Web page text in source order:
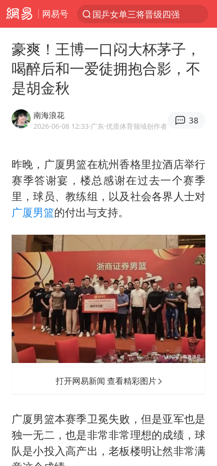
网易号
国乒女单三将晋级四强
微信又有新功能，你可以“撤回”你的撤回了！
新疆优化调整景区内自驾服务费
情侣在平潭拍日出时坠崖致一死一伤
宇树王兴兴被问了360多个问题
全民健身事业高质量发展
唐田赛前发布会上引用《孙子兵法》
商场现钱学森巨幅海报 负责人回应
几元成本的AI广告导致千万市值蒸发
老挝国会主席赛宋蓬逝世
购飞机票7分钟后退票被扣2022元
郑丽文：台湾从来没有“独立”过
黄金牛市回来了吗
乐享全民健身 共筑健康中国
豪爽！王博一口闷大杯茅子，
喝醉后和一爱徒拥抱合影，不
是胡金秋
南海浪花
2026-06-08 12:33·广东·优质体育领域创作者
38
昨晚，广厦男篮在杭州香格里拉酒店举行
赛季答谢宴，楼总感谢在过去一个赛季
里，球员、教练组，以及社会各界人士对
广厦男篮的付出与支持。
打开网易新闻 查看精彩图片
广厦男篮本赛季卫冕失败，但是亚军也是
独一无二，也是非常非常理想的成绩，球
队是小投入高产出，老板楼明让然非常满